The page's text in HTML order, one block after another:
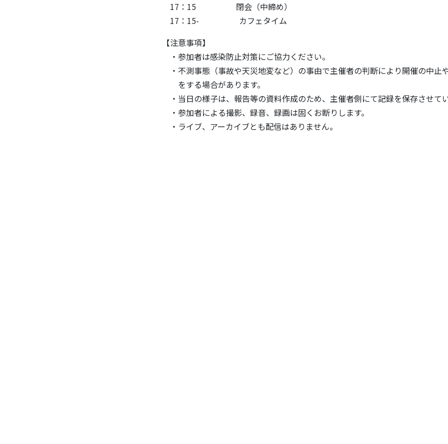
17：15 閉会（中締め）
17：15- カフェタイム
【注意事項】
・参加者は感染防止対策にご協力ください。
・不測事態（事故や天災地変など）の事由で主催者の判断により開催の中止
をする場合があります。
・当日の様子は、報告等の資料作成のため、主催者側にて記録を保存させてい
・参加者による撮影、録音、録画は固くお断りします。
・ライブ、アーカイブとも配信はありません。